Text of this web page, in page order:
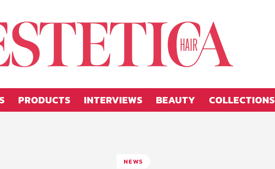
PRODUCTS INTERVIEWS BEAUTY COLLECTIONS
NEWS